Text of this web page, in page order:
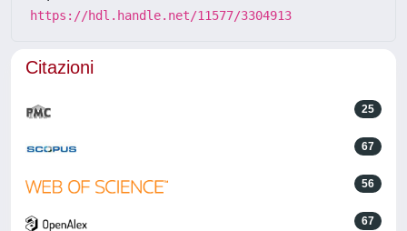
https://hdl.handle.net/11577/3304913
Citazioni
25
67
56
67